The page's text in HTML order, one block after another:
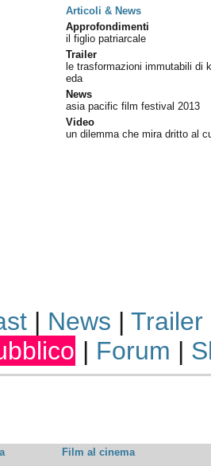
Articoli & News
Approfondimenti
il figlio patriarcale
Trailer
le trasformazioni immutabili di
eda
News
asia pacific film festival 2013
Video
un dilemma che mira dritto al
| News | Trailer
| Forum |
Film al cinema